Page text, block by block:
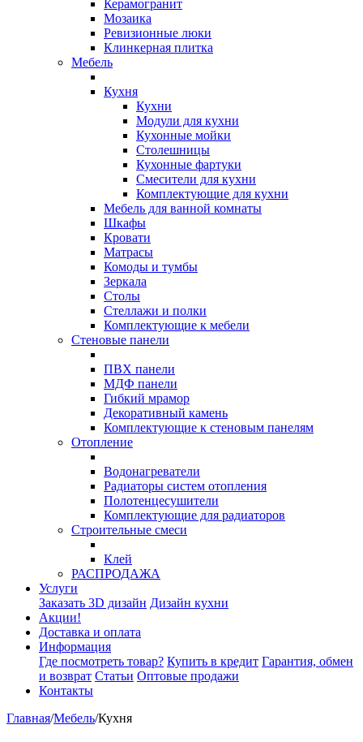
Керамогранит
Мозаика
Ревизионные люки
Клинкерная плитка
Мебель
Кухня
Кухни
Модули для кухни
Кухонные мойки
Столешницы
Кухонные фартуки
Смесители для кухни
Комплектующие для кухни
Мебель для ванной комнаты
Шкафы
Кровати
Матрасы
Комоды и тумбы
Зеркала
Столы
Стеллажи и полки
Комплектующие к мебели
Стеновые панели
ПВХ панели
МДФ панели
Гибкий мрамор
Декоративный камень
Комплектующие к стеновым панелям
Отопление
Водонагреватели
Радиаторы систем отопления
Полотенцесушители
Комплектующие для радиаторов
Строительные смеси
Клей
РАСПРОДАЖА
Услуги
Заказать 3D дизайн Дизайн кухни
Акции!
Доставка и оплата
Информация
Где посмотреть товар? Купить в кредит Гарантия, обмен
и возврат Статьи Оптовые продажи
Контакты
Главная/Мебель/Кухня